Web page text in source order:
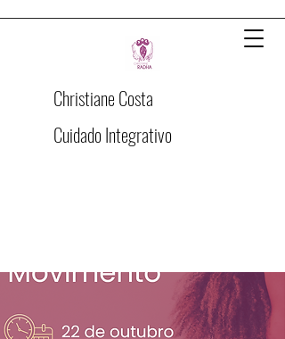
Christiane Costa
Cuidado Integrativo